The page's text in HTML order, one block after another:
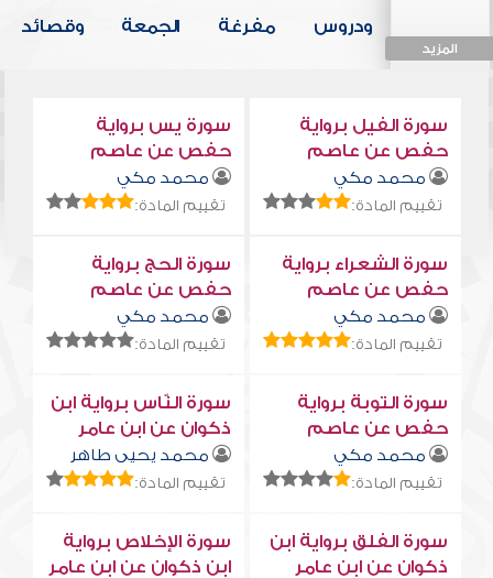
المزيد
ودروس
مفرغة
الجمعة
وقصائد
سورة الفيل برواية
حفص عن عاصم
محمد مكي
تقييم المادة:
سورة يس برواية
حفص عن عاصم
محمد مكي
تقييم المادة:
سورة الشعراء برواية
حفص عن عاصم
محمد مكي
تقييم المادة:
سورة الحج برواية
حفص عن عاصم
محمد مكي
تقييم المادة:
سورة التوبة برواية
حفص عن عاصم
محمد مكي
تقييم المادة:
سورة النّاس برواية ابن
ذكوان عن ابن عامر
محمد يحيى طاهر
تقييم المادة:
سورة الفلق برواية ابن
ذكوان عن ابن عامر
سورة الإخلاص برواية
ابن ذكوان عن ابن عامر